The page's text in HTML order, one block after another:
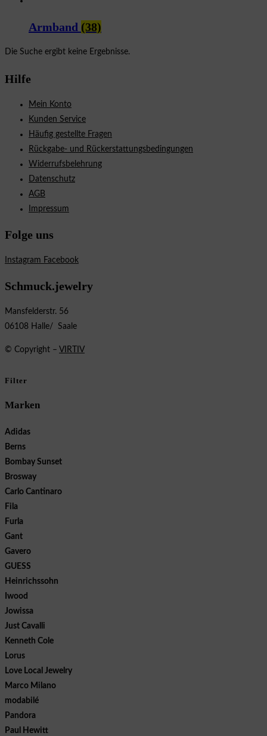
Armband (38)
Die Suche ergibt keine Ergebnisse.
Hilfe
Mein Konto
Kunden Service
Häufig gestellte Fragen
Rückgabe- und Rückerstattungsbedingungen
Widerrufsbelehrung
Datenschutz
AGB
Impressum
Folge uns
Instagram Facebook
Schmuck.jewelry
Mansfelderstr. 56
06108 Halle/ Saale
© Copyright – VIRTIV
Filter
Marken
Adidas
Berns
Bombay Sunset
Brosway
Carlo Cantinaro
Fila
Furla
Gant
Gavero
GUESS
Heinrichssohn
Iwood
Jowissa
Just Cavalli
Kenneth Cole
Lorus
Love Local Jewelry
Marco Milano
modabilé
Pandora
Paul Hewitt